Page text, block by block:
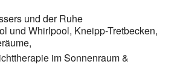
und der Ruhe
und Whirlpool, Kneipp-Tretbecken,
im Sonnenraum &